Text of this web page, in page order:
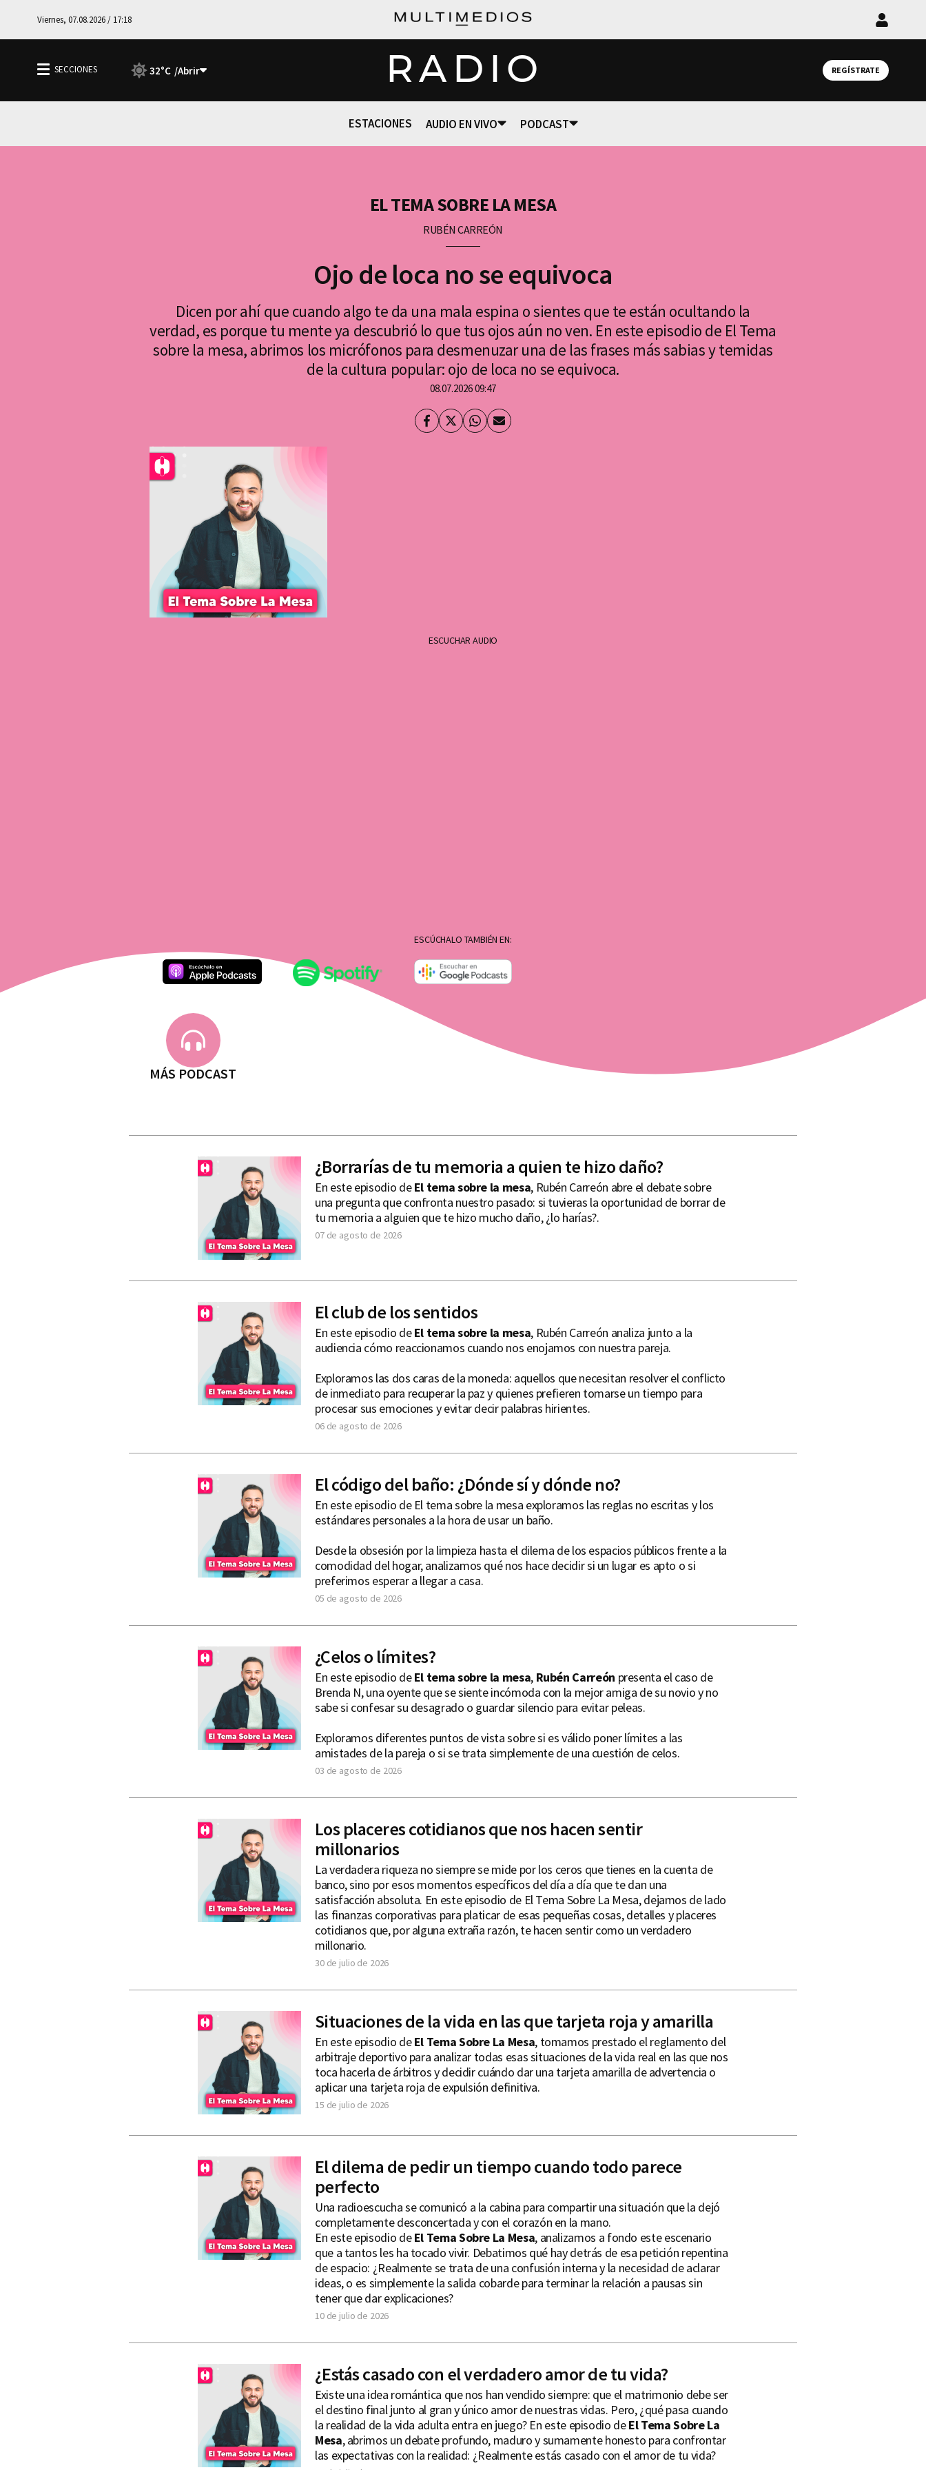
Viernes, 07.08.2026 / 17:18
Iniciar
32°C RADIO REGÍSTRATE
ESTACIONES AUDIO EN VIVO PODCAST
EL TEMA SOBRE LA MESA
RUBÉN CARREÓN
Ojo de loca no se equivoca
Dicen por ahí que cuando algo te da una mala espina o sientes que te están ocultando la
verdad, es porque tu mente ya descubrió lo que tus ojos aún no ven. En este episodio de El Tema
sobre la mesa, abrimos los micrófonos para desmenuzar una de las frases más sabias y temidas
de la cultura popular: ojo de loca no se equivoca.
08.07.2026 09:47
Facebook
TwitterWhatsapp
Enviar
ESCUCHAR AUDIO
ESCÚCHALO TAMBIÉN EN:
MÁS PODCAST
¿Borrarías de tu memoria a quien te hizo daño?
En este episodio deEl tema sobre la mesa, Rubén Carreón abre el debate sobre
una pregunta que confronta nuestro pasado: si tuvieras la oportunidad de borrar de
tu memoria a alguien que te hizo mucho daño, ¿lo harías?.
07 de agosto de 2026
El club de los sentidos
En este episodio deEl tema sobre la mesa, Rubén Carreón analiza junto a la
audiencia cómo reaccionamos cuando nos enojamos con nuestra pareja.
Exploramos las dos caras de la moneda: aquellos que necesitan resolver el conflicto
de inmediato para recuperar la paz y quienes prefieren tomarse un tiempo para
procesar sus emociones y evitar decir palabras hirientes.
06 de agosto de 2026
El código del baño: ¿Dónde sí y dónde no?
En este episodio de El tema sobre la mesa exploramos las reglas no escritas y los
estándares personales a la hora de usar un baño.
Desde la obsesión por la limpieza hasta el dilema de los espacios públicos frente a la
comodidad del hogar, analizamos qué nos hace decidir si un lugar es apto o si
preferimos esperar a llegar a casa.
05 de agosto de 2026
¿Celos o límites?
En este episodio deEl tema sobre la mesa, Rubén Carreón presenta el caso de
Brenda N, una oyente que se siente incómoda con la mejor amiga de su novio y no
sabe si confesar su desagrado o guardar silencio para evitar peleas.
Exploramos diferentes puntos de vista sobre si es válido poner límites a las
amistades de la pareja o si se trata simplemente de una cuestión de celos.
03 de agosto de 2026
Los placeres cotidianos que nos hacen sentir
millonarios
La verdadera riqueza no siempre se mide por los ceros que tienes en la cuenta de
banco, sino por esos momentos específicos del día a día que te dan una
satisfacción absoluta. En este episodio de El Tema Sobre La Mesa, dejamos de lado
las finanzas corporativas para platicar de esas pequeñas cosas, detalles y placeres
cotidianos que, por alguna extraña razón, te hacen sentir como un verdadero
millonario.
30 de julio de 2026
Situaciones de la vida en las que tarjeta roja y amarilla
En este episodio deEl Tema Sobre La Mesa, tomamos prestado el reglamento del
arbitraje deportivo para analizar todas esas situaciones de la vida real en las que nos
toca hacerla de árbitros y decidir cuándo dar una tarjeta amarilla de advertencia o
aplicar una tarjeta roja de expulsión definitiva.
15 de julio de 2026
El dilema de pedir un tiempo cuando todo parece
perfecto
Una radioescucha se comunicó a la cabina para compartir una situación que la dejó
completamente desconcertada y con el corazón en la mano.
En este episodio deEl Tema Sobre La Mesa, analizamos a fondo este escenario
que a tantos les ha tocado vivir. Debatimos qué hay detrás de esa petición repentina
de espacio: ¿Realmente se trata de una confusión interna y la necesidad de aclarar
ideas, o es simplemente la salida cobarde para terminar la relación a pausas sin
tener que dar explicaciones?
10 de julio de 2026
¿Estás casado con el verdadero amor de tu vida?
Existe una idea romántica que nos han vendido siempre: que el matrimonio debe ser
el destino final junto al gran y único amor de nuestras vidas. Pero, ¿qué pasa cuando
la realidad de la vida adulta entra en juego? En este episodio deEl Tema Sobre La
Mesa, abrimos un debate profundo, maduro y sumamente honesto para confrontar
las expectativas con la realidad: ¿Realmente estás casado con el amor de tu vida?